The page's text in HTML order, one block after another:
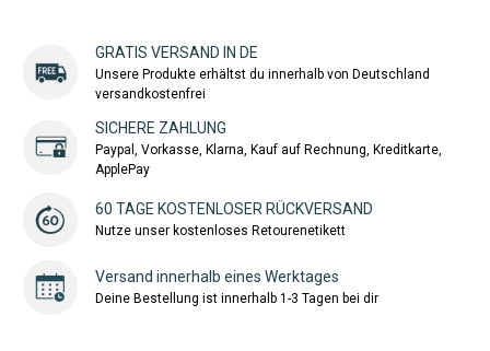
GRATIS VERSAND IN DE
Unsere Produkte erhältst du innerhalb von Deutschland
versandkostenfrei
SICHERE ZAHLUNG
Paypal, Vorkasse, Klarna, Kauf auf Rechnung, Kreditkarte,
ApplePay
60 TAGE KOSTENLOSER RÜCKVERSAND
Nutze unser kostenloses Retourenetikett
Versand innerhalb eines Werktages
Deine Bestellung ist innerhalb 1-3 Tagen bei dir